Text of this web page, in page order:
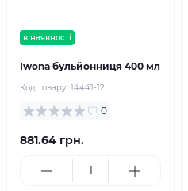
в наявності
Iwona бульйонниця 400 мл
Код товару: 14441-12
0
881.64 грн.